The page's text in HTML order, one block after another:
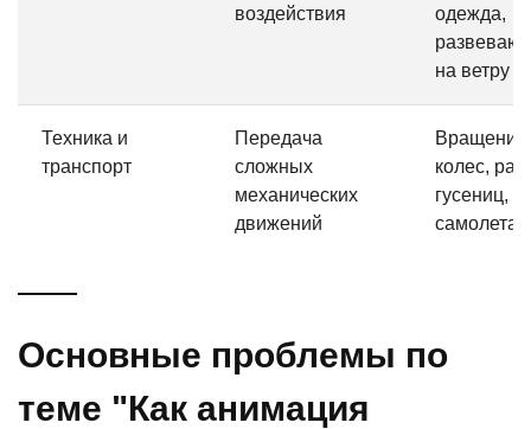
воздействия
одежда,
на ветру
Техника и
транспорт
Передача
сложных
механических
движений
Вращение
колес,
гусениц,
самолета
Основные проблемы по
теме "Как анимация